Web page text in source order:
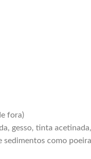
fora)
gesso, tinta
sedimentos como